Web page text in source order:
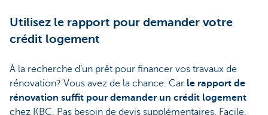
Utilisez le rapport pour demander votre
crédit logement
À la recherche d’un prêt pour financer vos travaux de
rénovation? Vous avez de la chance. Car le rapport de
rénovation suffit pour demander un crédit logement
chez KBC. Pas besoin de devis supplémentaires. Facile,